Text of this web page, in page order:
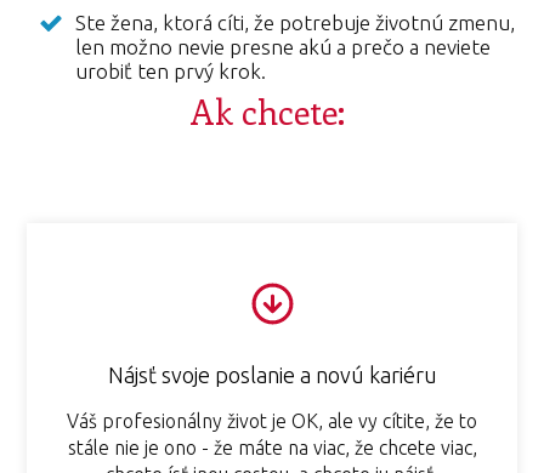
Ste žena, ktorá cíti, že potrebuje životnú zmenu,
len možno nevie presne akú a prečo a neviete
urobiť ten prvý krok.
Ak chcete:
Nájsť svoje poslanie a novú kariéru
Váš profesionálny život je OK, ale vy cítite, že to
stále nie je ono - že máte na viac, že chcete viac,